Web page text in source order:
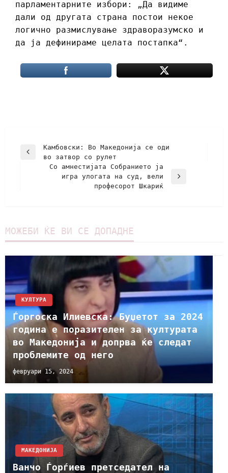
парламентарните избори: „Да видиме
дали од другата страна постои некое
логично размислување здраворазумско и
да ја дефинираме целата постапка“.
Камбовски: Во Македонија се оди
во затвор со рулет
Со амнестијата Собранието ја
игра улогата на суд, вели
професорот Шкариќ
МОЖЕБИ ЌЕ ВИ СЕ ДОПАДНЕ
КУЛТУРА
Ѓоргоска Илиевска: Буџетот за 2024
година е поразителен за културата
во Македонија и допрва ќе следат
проблемите од него
февруари 15, 2024
МАКЕДОНИЈА
Ванчо Ѓорѓиев претседател на